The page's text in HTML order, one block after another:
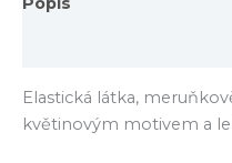
Elastická látka,
květinovým motivem a